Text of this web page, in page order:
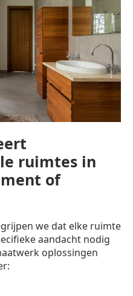
ruimtes in
of
we dat elke ruimte
aandacht nodig
oplossingen